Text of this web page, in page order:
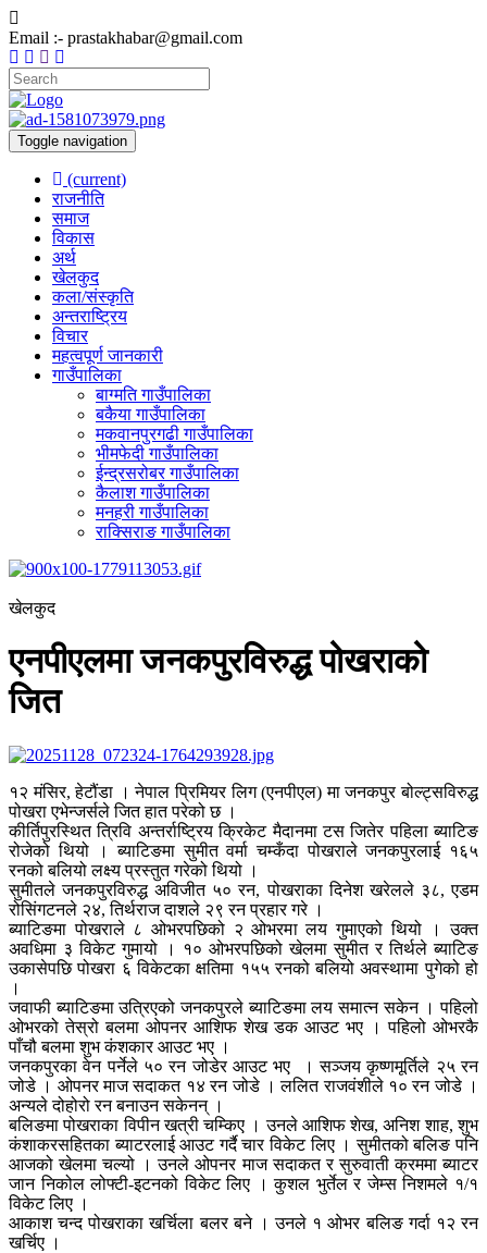
Email :- prastakhabar@gmail.com
Toggle navigation
(current)
राजनीति
समाज
विकास
अर्थ
खेलकुद
कला/संस्कृति
अन्तराष्ट्रिय
विचार
महत्वपूर्ण जानकारी
गाउँपालिका
बाग्मति गाउँपालिका
बकैया गाउँपालिका
मकवानपुरगढी गाउँपालिका
भीमफेदी गाउँपालिका
ईन्द्रसरोबर गाउँपालिका
कैलाश गाउँपालिका
मनहरी गाउँपालिका
राक्सिराङ गाउँपालिका
खेलकुद
एनपीएलमा जनकपुरविरुद्ध पोखराको
जित
१२ मंसिर, हेटौंडा । नेपाल प्रिमियर लिग (एनपीएल) मा जनकपुर बोल्ट्सविरुद्ध
पोखरा एभेन्जर्सले जित हात परेको छ ।
कीर्तिपुरस्थित त्रिवि अन्तर्राष्ट्रिय क्रिकेट मैदानमा टस जितेर पहिला ब्याटिङ
रोजेको थियो । ब्याटिङमा सुमीत वर्मा चम्कँदा पोखराले जनकपुरलाई १६५
रनको बलियो लक्ष्य प्रस्तुत गरेको थियो ।
सुमीतले जनकपुरविरुद्ध अविजीत ५० रन, पोखराका दिनेश खरेलले ३८, एडम
रोसिंगटनले २४, तिर्थराज दाशले २९ रन प्रहार गरे ।
ब्याटिङमा पोखराले ८ ओभरपछिको २ ओभरमा लय गुमाएको थियो । उक्त
अवधिमा ३ विकेट गुमायो । १० ओभरपछिको खेलमा सुमीत र तिर्थले ब्याटिङ
उकासेपछि पोखरा ६ विकेटका क्षतिमा १५५ रनको बलियो अवस्थामा पुगेको हो
।
जवाफी ब्याटिङमा उत्रिएको जनकपुरले ब्याटिङमा लय समात्न सकेन । पहिलो
ओभरको तेस्रो बलमा ओपनर आशिफ शेख डक आउट भए । पहिलो ओभरकै
पाँचौ बलमा शुभ कंशकार आउट भए ।
जनकपुरका वेन पर्नेले ५० रन जोडेर आउट भए । सञ्जय कृष्णमूर्तिले २५ रन
जोडे । ओपनर माज सदाकत १४ रन जोडे । ललित राजवंशीले १० रन जोडे ।
अन्यले दोहोरो रन बनाउन सकेनन् ।
बलिङमा पोखराका विपीन खत्री चम्किए । उनले आशिफ शेख, अनिश शाह, शुभ
कंशाकरसहितका ब्याटरलाई आउट गर्दै चार विकेट लिए । सुमीतको बलिङ पनि
आजको खेलमा चल्यो । उनले ओपनर माज सदाकत र सुरुवाती क्रममा ब्याटर
जान निकोल लोफ्टी-इटनको विकेट लिए । कुशल भुर्तेल र जेम्स निशमले १/१
विकेट लिए ।
आकाश चन्द पोखराका खर्चिला बलर बने । उनले १ ओभर बलिङ गर्दा १२ रन
खर्चिए ।